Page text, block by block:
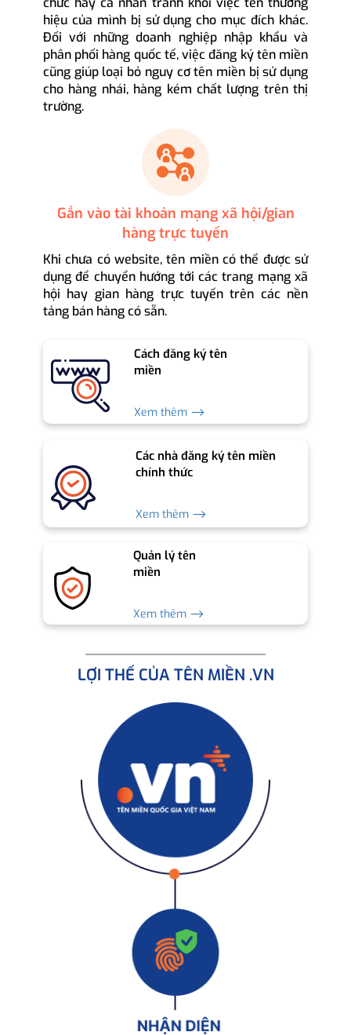
hiệu của mình bị sử dụng cho mục đích khác.
Đối với những doanh nghiệp nhập khẩu và
phân phối hàng quốc tế, việc đăng ký tên miền
cũng giúp loại bỏ nguy cơ tên miền bị sử dụng
cho hàng nhái, hàng kém chất lượng trên thị
trường.
Gắn vào tài khoản mạng xã hội/gian
hàng trực tuyến
Khi chưa có website, tên miền có thể được sử
dụng để chuyển hướng tới các trang mạng xã
hội hay gian hàng trực tuyến trên các nền
tảng bán hàng có sẵn.
Cách đăng ký tên
miền
Xem thêm ⟶
Các nhà đăng ký tên miền
chính thức
Xem thêm ⟶
Quản lý tên
miền
Xem thêm ⟶
LỢI THẾ CỦA TÊN MIỀN .VN